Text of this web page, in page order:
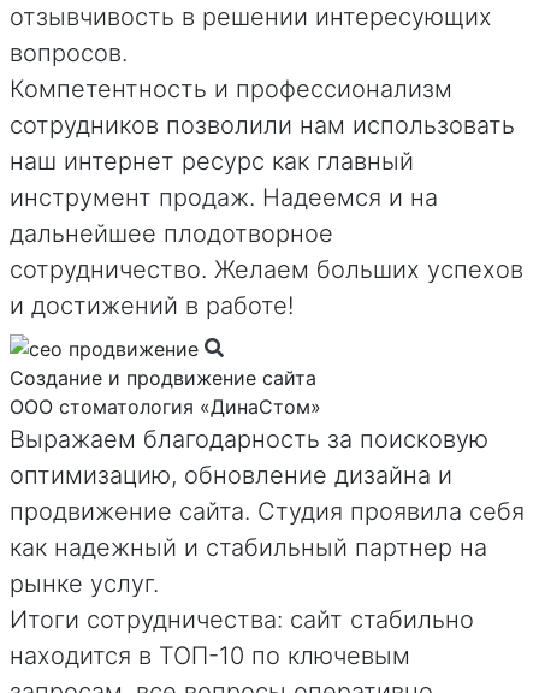
отзывчивость в решении интересующих
вопросов.
Компетентность и профессионализм
сотрудников позволили нам использовать
наш интернет ресурс как главный
инструмент продаж. Надеемся и на
дальнейшее плодотворное
сотрудничество. Желаем больших успехов
и достижений в работе!
Создание и продвижение сайта
ООО стоматология «ДинаСтом»
Выражаем благодарность за поисковую
оптимизацию, обновление дизайна и
продвижение сайта. Студия проявила себя
как надежный и стабильный партнер на
рынке услуг.
Итоги сотрудничества: сайт стабильно
находится в ТОП-10 по ключевым